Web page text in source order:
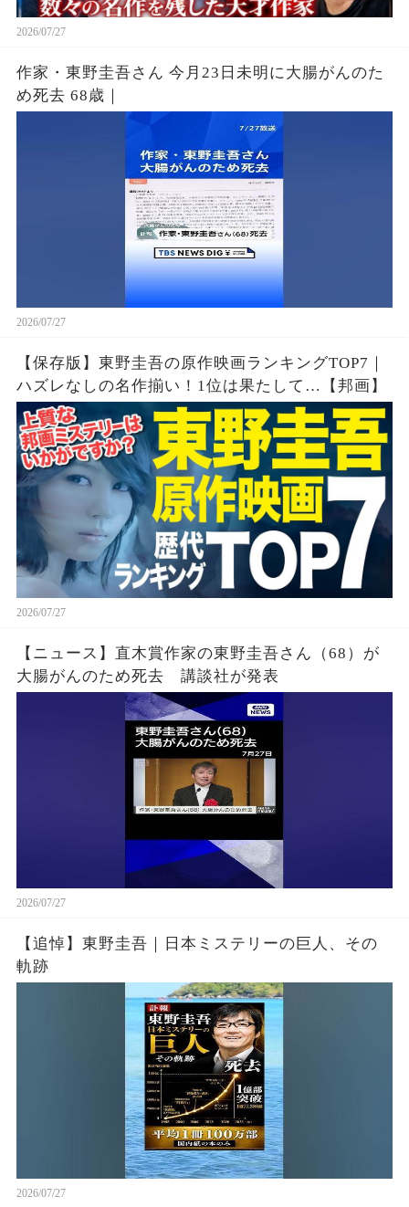
2026/07/27
作家・東野圭吾さん 今月23日未明に大腸がんのた
め死去 68歳｜
2026/07/27
【保存版】東野圭吾の原作映画ランキングTOP7｜
ハズレなしの名作揃い！1位は果たして…【邦画】
2026/07/27
【ニュース】直木賞作家の東野圭吾さん（68）が
大腸がんのため死去 講談社が発表
2026/07/27
【追悼】東野圭吾｜日本ミステリーの巨人、その
軌跡
2026/07/27